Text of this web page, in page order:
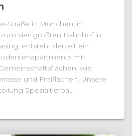
Straße in München, in
viertgrößten Bahnhof in
entsteht derzeit ein
mit
wie
und Freiflächen. Unsere
Spezialtiefbau